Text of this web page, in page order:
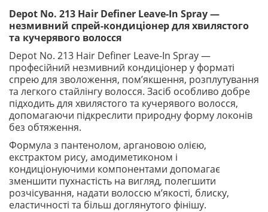
Depot No. 213 Hair Definer Leave-In Spray —
незмивний спрей-кондиціонер для хвилястого
та кучерявого волосся
Depot No. 213 Hair Definer Leave-In Spray —
професійний незмивний кондиціонер у форматі
спрею для зволоження, пом’якшення, розплутування
та легкого стайлінгу волосся. Засіб особливо добре
підходить для хвилястого та кучерявого волосся,
допомагаючи підкреслити природну форму локонів
без обтяження.
Формула з пантенолом, аргановою олією,
екстрактом рису, амодиметиконом і
кондиціонуючими компонентами допомагає
зменшити пухнастість на вигляд, полегшити
розчісування, надати волоссю м’якості, блиску,
еластичності та більш доглянутого фінішу.